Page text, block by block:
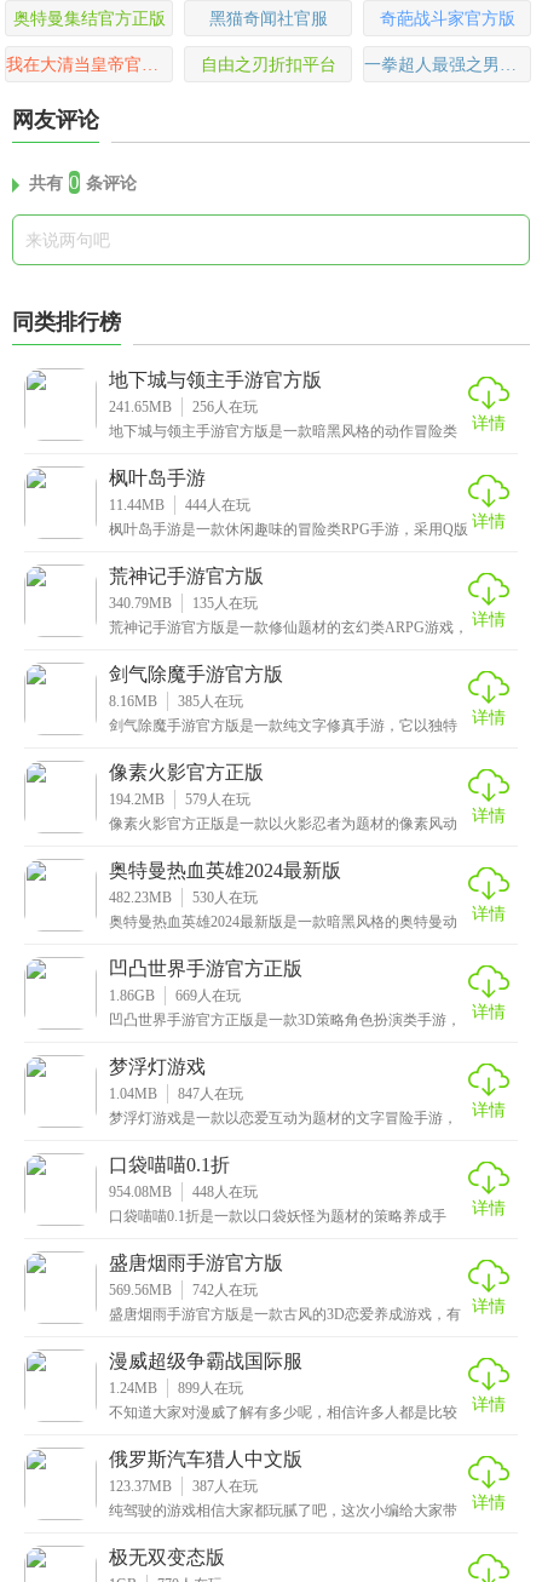
奥特曼集结官方正版 黑猫奇闻社官服 奇葩战斗家官方版
自由之刃折扣平台
网友评论
共有 0 条评论
同类排行榜
地下城与领主手游官方版
241.65MB 256 人在玩
地下城与领主手游官方版是一款暗黑风格的动作冒险类
公某
详情
枫叶岛手游
11.44MB 444 人在玩
枫叶岛手游是一款休闲趣味的冒险类RPG手游，采用Q版 详情
荒神记手游官方版
340.79MB 135 人在玩
荒神记手游官方版是一款修仙题材的玄幻类ARPG游戏， 详情
剑气除魔手游官方版
8.16MB 385 人在玩
剑气除魔手游官方版是一款纯文字修真手游，它以独特
个充
详情
像素火影官方正版
194.2MB 579 人在玩
像素火影官方正版是一款以火影忍者为题材的像素风动
色、场
详情
奥特曼热血英雄2024最新版
482.23MB 530 人在玩
奥特曼热血英雄2024最新版是一款暗黑风格的奥特曼动
详情
凹凸世界手游官方正版
1.86GB 669 人在玩
凹凸世界手游官方正版是一款3D策略角色扮演类手游，
以
详情
梦浮灯游戏
1.04MB 847 人在玩
梦浮灯游戏是一款以恋爱互动为题材的文字冒险手游，
立
详情
口袋喵喵0.1折
954.08MB 448 人在玩
口袋喵喵0.1折是一款以口袋妖怪为题材的策略养成手
详情
盛唐烟雨手游官方版
569.56MB 742 人在玩
盛唐烟雨手游官方版是一款古风的3D恋爱养成游戏，有
量
详情
漫威超级争霸战国际服
1.24MB 899 人在玩
不知道大家对漫威了解有多少呢，相信许多人都是比较
级争
详情
俄罗斯汽车猎人中文版
123.37MB 387 人在玩
纯驾驶的游戏相信大家都玩腻了吧，这次小编给大家带
冒险
详情
极无双变态版